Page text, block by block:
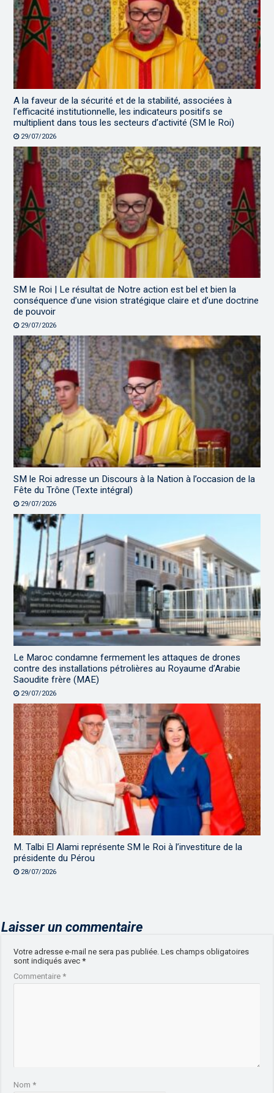
A la faveur de la sécurité et de la stabilité, associées à
l’efficacité institutionnelle, les indicateurs positifs se
multiplient dans tous les secteurs d’activité (SM le Roi)
29/07/2026
SM le Roi | Le résultat de Notre action est bel et bien la
conséquence d’une vision stratégique claire et d’une doctrine
de pouvoir
29/07/2026
SM le Roi adresse un Discours à la Nation à l’occasion de la
Fête du Trône (Texte intégral)
29/07/2026
Le Maroc condamne fermement les attaques de drones
contre des installations pétrolières au Royaume d’Arabie
Saoudite frère (MAE)
29/07/2026
M. Talbi El Alami représente SM le Roi à l’investiture de la
présidente du Pérou
28/07/2026
Laisser un commentaire
Votre adresse e-mail ne sera pas publiée. Les champs obligatoires
sont indiqués avec*
Commentaire*
Nom*